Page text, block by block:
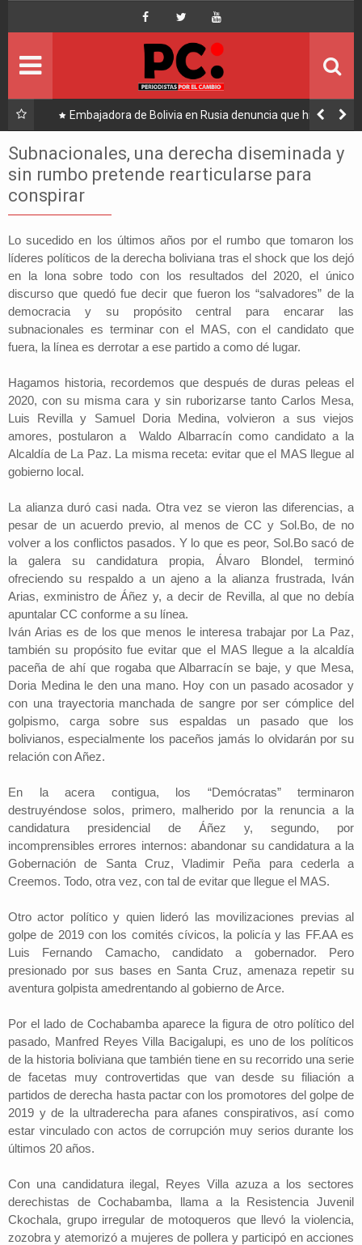
Embajadora de Bolivia en Rusia denuncia que hijo de
Hugo Moldiz impulsó su destitución
Subnacionales, una derecha diseminada y
sin rumbo pretende rearticularse para
conspirar
Lo sucedido en los últimos años por el rumbo que tomaron los
líderes políticos de la derecha boliviana tras el shock que los dejó
en la lona sobre todo con los resultados del 2020, el único
discurso que quedó fue decir que fueron los “salvadores” de la
democracia y su propósito central para encarar las
subnacionales es terminar con el MAS, con el candidato que
fuera, la línea es derrotar a ese partido a como dé lugar.
Hagamos historia, recordemos que después de duras peleas el
2020, con su misma cara y sin ruborizarse tanto Carlos Mesa,
Luis Revilla y Samuel Doria Medina, volvieron a sus viejos
amores, postularon a Waldo Albarracín como candidato a la
Alcaldía de La Paz. La misma receta: evitar que el MAS llegue al
gobierno local.
La alianza duró casi nada. Otra vez se vieron las diferencias, a
pesar de un acuerdo previo, al menos de CC y Sol.Bo, de no
volver a los conflictos pasados. Y lo que es peor, Sol.Bo sacó de
la galera su candidatura propia, Álvaro Blondel, terminó
ofreciendo su respaldo a un ajeno a la alianza frustrada, Iván
Arias, exministro de Áñez y, a decir de Revilla, al que no debía
apuntalar CC conforme a su línea.
Iván Arias es de los que menos le interesa trabajar por La Paz,
también su propósito fue evitar que el MAS llegue a la alcaldía
paceña de ahí que rogaba que Albarracín se baje, y que Mesa,
Doria Medina le den una mano. Hoy con un pasado acosador y
con una trayectoria manchada de sangre por ser cómplice del
golpismo, carga sobre sus espaldas un pasado que los
bolivianos, especialmente los paceños jamás lo olvidarán por su
relación con Añez.
En la acera contigua, los “Demócratas” terminaron
destruyéndose solos, primero, malherido por la renuncia a la
candidatura presidencial de Áñez y, segundo, por
incomprensibles errores internos: abandonar su candidatura a la
Gobernación de Santa Cruz, Vladimir Peña para cederla a
Creemos. Todo, otra vez, con tal de evitar que llegue el MAS.
Otro actor político y quien lideró las movilizaciones previas al
golpe de 2019 con los comités cívicos, la policía y las FF.AA es
Luis Fernando Camacho, candidato a gobernador. Pero
presionado por sus bases en Santa Cruz, amenaza repetir su
aventura golpista amedrentando al gobierno de Arce.
Por el lado de Cochabamba aparece la figura de otro político del
pasado, Manfred Reyes Villa Bacigalupi, es uno de los políticos
de la historia boliviana que también tiene en su recorrido una serie
de facetas muy controvertidas que van desde su filiación a
partidos de derecha hasta pactar con los promotores del golpe de
2019 y de la ultraderecha para afanes conspirativos, así como
estar vinculado con actos de corrupción muy serios durante los
últimos 20 años.
Con una candidatura ilegal, Reyes Villa azuza a los sectores
derechistas de Cochabamba, llama a la Resistencia Juvenil
Ckochala, grupo irregular de motoqueros que llevó la violencia,
zozobra y atemorizó a mujeres de pollera y participó en acciones
Portada
Ultimo
Economía
Nacional
Lee Más